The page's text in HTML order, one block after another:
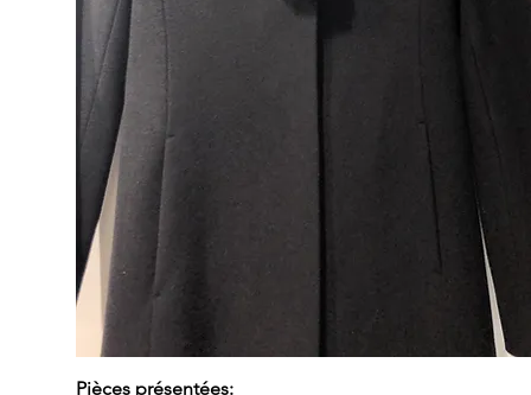
Pièces présentées: